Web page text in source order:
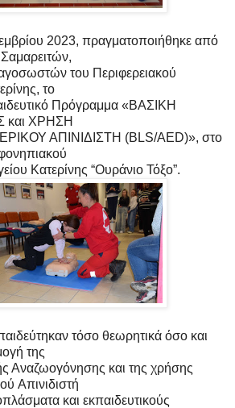
2023, πραγματοποιήθηκε από
του Περιφερειακού
το
Πρόγραμμα «ΒΑΣΙΚΗ
ΧΡΗΣΗ
ΑΠΙΝΙΔIΣΤΗ (BLS/AED)», στο
Κατερίνης “Ουράνιο Τόξο”.
τόσο θεωρητικά όσο και
της
Αναζωογόνησης και της χρήσης
Aπινιδιστή
και εκπαιδευτικούς